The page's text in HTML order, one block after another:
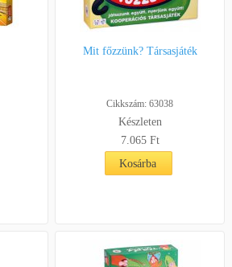
Mit főzzünk? Társasjáték
Cikkszám: 63038
Készleten
7.065 Ft
Kosárba